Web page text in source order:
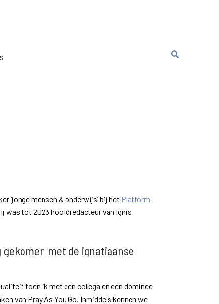
‘jonge mensen & onderwijs’ bij het Platform
was tot 2023 hoofdredacteur van Ignis
gekomen met de ignatiaanse
toen ik met een collega en een dominee
van Pray As You Go. Inmiddels kennen we